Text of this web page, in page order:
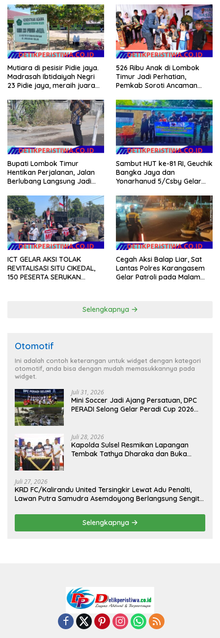
Mutiara di pesisir Pidie jaya.
Madrasah Ibtidaiyah Negri
23 Pidie jaya, meraih juara
526 Ribu Anak di Lombok
Timur Jadi Perhatian,
Pemkab Soroti Ancaman
Pernikahan Dini
Bupati Lombok Timur
Hentikan Perjalanan, Jalan
Berlubang Langsung Jadi
Sambut HUT ke-81 RI, Geuchik
Bangka Jaya dan
Yonarhanud 5/Csby Gelar
Gerakan Indonesia Asri
ICT GELAR AKSI TOLAK
REVITALISASI SITU CIKEDAL,
150 PESERTA SERUKAN
Cegah Aksi Balap Liar, Sat
Lantas Polres Karangasem
Gelar Patroli pada Malam
Selengkapnya
Otomotif
Ini adalah contoh keterangan untuk widget dengan kategori
otomotif, anda bisa dengan mudah memasukkannya pada
widget.
Juli 31, 2026
Mini Soccer Jadi Ajang Persatuan, DPC
PERADI Selong Gelar Peradi Cup 2026
Juli 28, 2026
Kapolda Sulsel Resmikan Lapangan
Tembak Tathya Dharaka dan Buka
Juli 27, 2026
KRD FC/Kalirandu United Tersingkir Lewat Adu Penalti,
Lawan Putra Samudra Asemdoyong Berlangsung Sengit
Selengkapnya